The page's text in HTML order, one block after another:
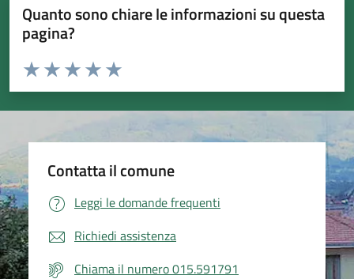
Quanto sono chiare le informazioni su questa
pagina?
Valuta da 1 a 5 stelle la pagina
Valuta 5 stelle su 5
Valuta 4 stelle su 5
Valuta 3 stelle su 5
Valuta 2 stelle su 5
Valuta 1 stelle su 5
Contatta il comune
Leggi le domande frequenti
Richiedi assistenza
Chiama il numero 015.591791